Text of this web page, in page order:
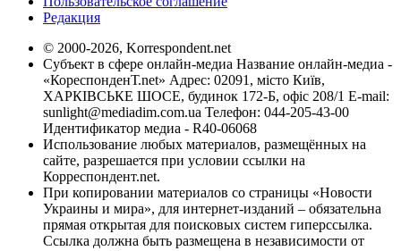
Редакция
© 2000-2026, Korrespondent.net
Субъект в сфере онлайн-медиа Название онлайн-медиа -
«КореспонденТ.net» Адрес: 02091, місто Київ,
ХАРКІВСЬКЕ ШОСЕ, будинок 172-Б, офіс 208/1 E-mail:
sunlight@mediadim.com.ua Телефон: 044-205-43-00
Идентификатор медиа - R40-06068
Использование любых материалов, размещённых на
сайте, разрешается при условии ссылки на
Корреспондент.net.
При копировании материалов со страницы «Новости
Украины и мира», для интернет-изданий – обязательна
прямая открытая для поисковых систем гиперссылка.
Ссылка должна быть размещена в независимости от